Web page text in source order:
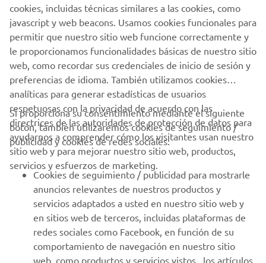
BOLETÍN DE NOTICIAS
Sé el primero en enterarte de las últimas ofertas, eventos
especiales, novedades
SUSCRÍBETE
Lea nuestra Política de Privacidad para saber cómo procesamos
sus datos personales:Política de Privacidad
Spain (Spanish)
cookies, incluidas técnicas similares a las cookies, como
javascript y web beacons. Usamos cookies funcionales para
permitir que nuestro sitio web funcione correctamente y
le proporcionamos funcionalidades básicas de nuestro sitio
web, como recordar sus credenciales de inicio de sesión y
preferencias de idioma. También utilizamos cookies
analíticas para generar estadísticas de usuarios
respetuosas con la privacidad de acuerdo con las
directrices de las autoridades de protección de datos para
ayudarnos a comprender cómo los visitantes usan nuestro
sitio web y para mejorar nuestro sitio web, productos,
servicios y esfuerzos de marketing.
Si proporciona su consentimiento mediante el siguiente
botón, también utilizaremos cookies de seguimiento /
publicidad y cookies de redes sociales:
Cookies de seguimiento / publicidad para mostrarle
anuncios relevantes de nuestros productos y
servicios adaptados a usted en nuestro sitio web y
en sitios web de terceros, incluidas plataformas de
redes sociales como Facebook, en función de su
comportamiento de navegación en nuestro sitio
web, como productos y servicios vistos , los artículos